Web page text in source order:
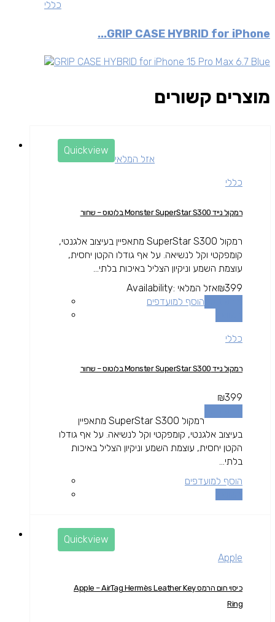
כללי
GRIP CASE HYBRID for iPhone...
מוצרים קשורים
Quickview
אזל המלאי
כללי
רמקול נייד Monster SuperStar S300 בלוטוס – שחור
רמקול SuperStar S300 מתאפיין בעיצוב אלגנטי,
קומפקטי וקל לנשיאה. על אף גודלו הקטן יחסית,
עוצמת השמע וניקיון הצליל באיכות בלתי...
₪399
Availability: אזל המלאי
הוסף למועדפים
כללי
רמקול נייד Monster SuperStar S300 בלוטוס – שחור
₪399
רמקול SuperStar S300 מתאפיין
בעיצוב אלגנטי, קומפקטי וקל לנשיאה. על אף גודלו
הקטן יחסית, עוצמת השמע וניקיון הצליל באיכות
בלתי...
הוסף למועדפים
Quickview
Apple
כיסוי חום הרמס Apple – AirTag Hermès Leather Key
Ring